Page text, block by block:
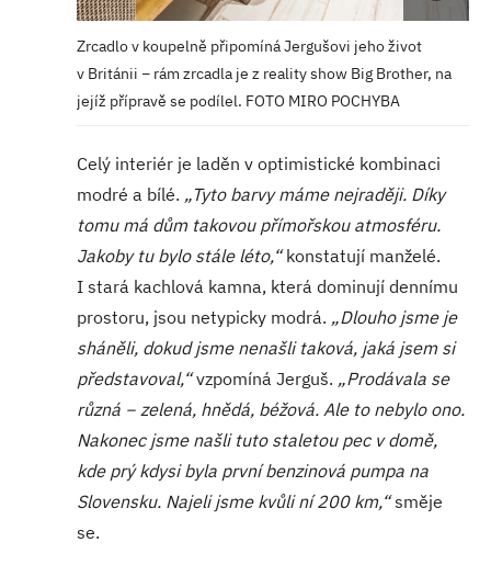
Zrcadlo v koupelně připomíná Jergušovi jeho život
v Británii − rám zrcadla je z reality show Big Brother, na
jejíž přípravě se podílel. FOTO MIRO POCHYBA
Celý interiér je laděn v optimistické kombinaci
modré a bílé. „Tyto barvy máme nejraději. Díky
tomu má dům takovou přímořskou atmosféru.
Jakoby tu bylo stále léto,“konstatují manželé.
I stará kachlová kamna, která dominují dennímu
prostoru, jsou netypicky modrá. „Dlouho jsme je
sháněli, dokud jsme nenašli taková, jaká jsem si
představoval,“vzpomíná Jerguš. „Prodávala se
různá − zelená, hnědá, béžová. Ale to nebylo ono.
Nakonec jsme našli tuto staletou pec v domě,
kde prý kdysi byla první benzinová pumpa na
Slovensku. Najeli jsme kvůli ní 200 km,“směje
se.